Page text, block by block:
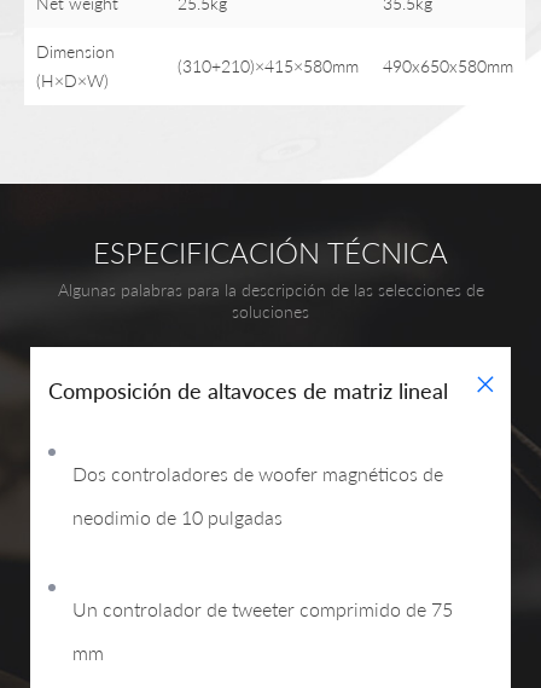
Dimension
(H×D×W)
(310+210)×415×580mm 490x650x580mm
ESPECIFICACIÓN TÉCNICA
Algunas palabras para la descripción de las selecciones de
soluciones
Composición de altavoces de matriz lineal +
Dos controladores de woofer magnéticos de
neodimio de 10 pulgadas
Un controlador de tweeter comprimido de 75
mm